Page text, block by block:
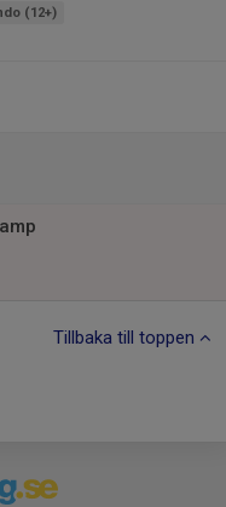
(12+)
Tillbaka till toppen